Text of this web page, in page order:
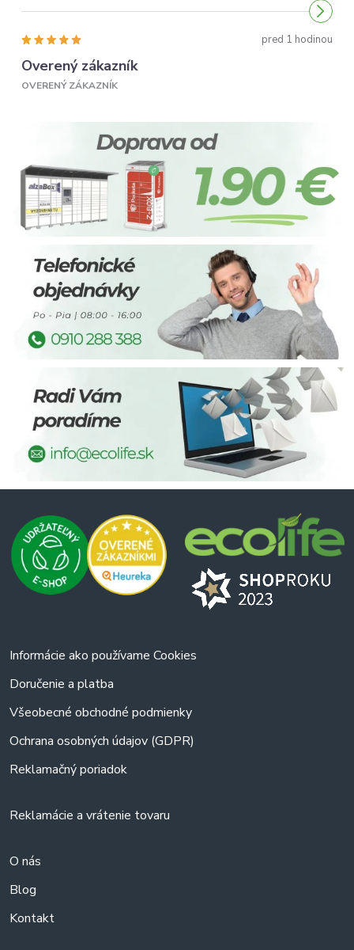
pred 1 hodinou
Overený zákazník
OVERENÝ ZÁKAZNÍK
Informácie ako používame Cookies
Doručenie a platba
Všeobecné obchodné podmienky
Ochrana osobných údajov (GDPR)
Reklamačný poriadok
Reklamácie a vrátenie tovaru
O nás
Blog
Kontakt